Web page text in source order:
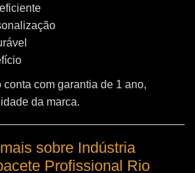
com garantia de 1 ano,
da marca.
sobre Indústria
Profissional Rio